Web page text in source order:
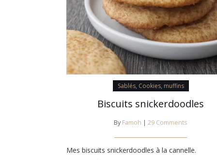
Sablés, Cookies, muffins
Biscuits snickerdoodles
By Famoh | 29 Comments
Mes biscuits snickerdoodles à la cannelle.